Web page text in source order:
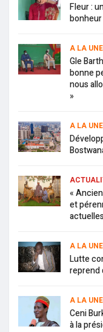
Fleur :
A LA UNE
Gle
bonne
nous
»
A LA UNE
«
et
A LA UNE
Lutte
reprend
A LA UNE
Ceni
à la